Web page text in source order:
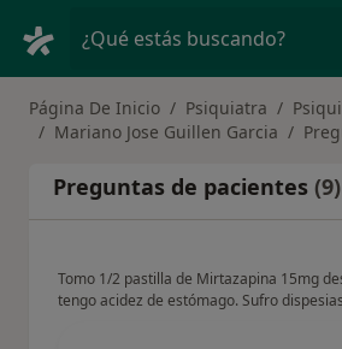
¿Qué estás buscando?
Página De Inicio Psiquiatra
Mariano Jose Guillen Garcia
Preguntas de pacientes (9)
Tomo 1/2 pastilla de Mirtazapina 15mg
tengo acidez de estómago. Sufro dispesias